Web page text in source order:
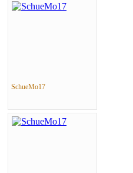
SchueMo17